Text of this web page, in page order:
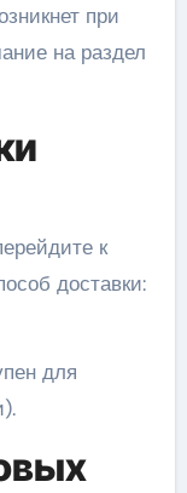
при
на раздел
к
доставки:
для